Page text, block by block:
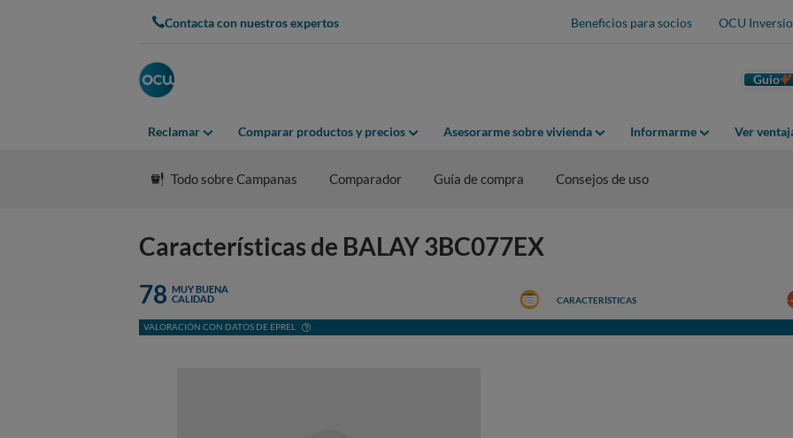
Contacta con nuestros expertos Beneficios para socios OCU
Guio
Reclamar Comparar productos y precios Asesorarme sobre vivienda Informarme Ver
Todo sobre Campanas Comparador Guía de compra Consejos de uso
Características de BALAY 3BC077EX
78 MUY BUENA
CALIDAD
VALORACIÓN CON DATOS DE EPREL
CARACTERÍSTICAS